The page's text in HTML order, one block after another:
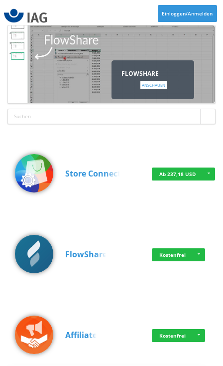
Einloggen/Anmelden
FLOWSHARE
ANSCHAUEN
Store Connect Ab 237,18 USD
FlowShare Kostenfrei
Affiliate Kostenfrei